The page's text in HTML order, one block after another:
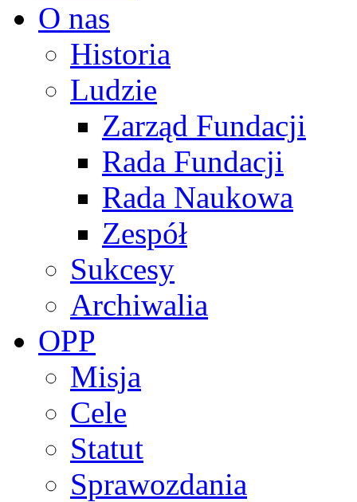
O nas
Historia
Ludzie
Zarząd Fundacji
Rada Fundacji
Rada Naukowa
Zespół
Sukcesy
Archiwalia
OPP
Misja
Cele
Statut
Sprawozdania